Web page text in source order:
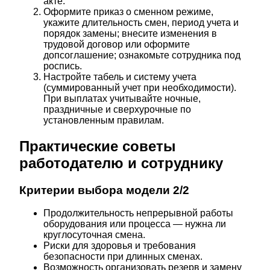
Оформите приказ о сменном режиме,
укажите длительность смен, период учета и
порядок замены; внесите изменения в
трудовой договор или оформите
допсоглашение; ознакомьте сотрудника под
роспись.
Настройте табель и систему учета
(суммированный учет при необходимости).
При выплатах учитывайте ночные,
праздничные и сверхурочные по
установленным правилам.
Практические советы
работодателю и сотруднику
Критерии выбора модели 2/2
Продолжительность непрерывной работы
оборудования или процесса — нужна ли
круглосуточная смена.
Риски для здоровья и требования
безопасности при длинных сменах.
Возможность организовать резерв и замену